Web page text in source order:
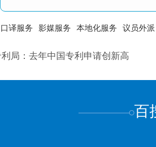
口译服务 影媒服务 本地化服务 议员外派
训翻译 标准级 专业级 出版级 证件内容
利局：去年中国专利申请创新高
百